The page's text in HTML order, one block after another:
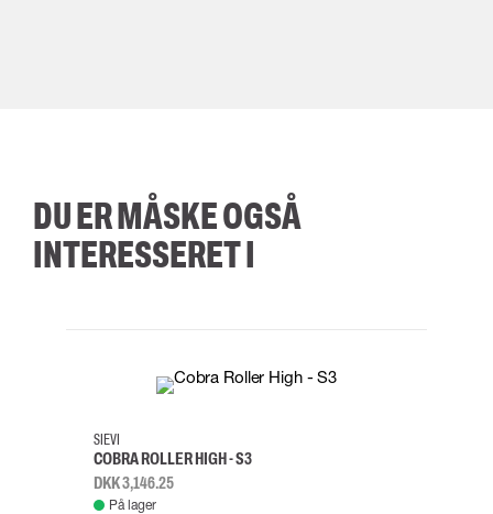
DU ER MÅSKE OGSÅ
INTERESSERET I
38
SIEVI
COBRA ROLLER HIGH - S3
DKK 3,146.25
På lager